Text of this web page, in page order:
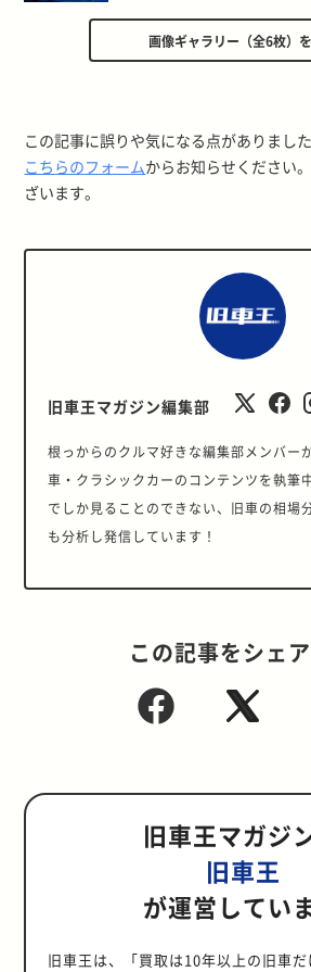
画像ギャラリー（全6枚）
この記事に誤りや気になる点がありまし
こちらのフォームからお知らせください
ざいます。
旧車王マガジン編集部
根っからのクルマ好きな編集部メンバー
車・クラシックカーのコンテンツを執筆
でしか見ることのできない、旧車の相場
も分析し発信しています！
この記事をシェ
旧車王マガジ
旧車王
が運営してい
旧車王は、「買取は10年以上の旧車